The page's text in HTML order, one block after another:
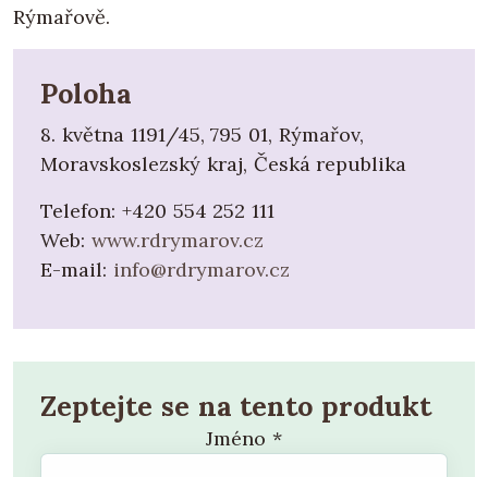
Rýmařově.
Poloha
8. května 1191/45, 795 01, Rýmařov,
Moravskoslezský kraj, Česká republika
Telefon: +420 554 252 111
Web: www.rdrymarov.cz
E-mail: info@rdrymarov.cz
Zeptejte se na tento produkt
Jméno *